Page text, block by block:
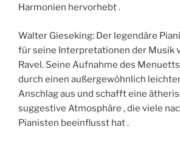
Harmonien hervorhebt .
Walter Gieseking: Der legendäre
für seine Interpretationen der Musik
Ravel. Seine Aufnahme des
durch einen außergewöhnlich
Anschlag aus und schafft eine
suggestive Atmosphäre , die viele
Pianisten beeinflusst hat .